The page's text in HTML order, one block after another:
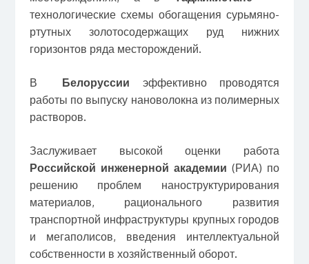
технологические схемы обогащения сурьмяно-
ртутных золотосодержащих руд нижних
горизонтов ряда месторождений.
В Белоруссии эффективно проводятся
работы по выпуску нановолокна из полимерных
растворов.
Заслуживает высокой оценки работа
Российской инженерной академии (РИА) по
решению проблем наноструктурирования
материалов, рационального развития
транспортной инфраструктуры крупных городов
и мегаполисов, введения интеллектуальной
собственности в хозяйственный оборот.